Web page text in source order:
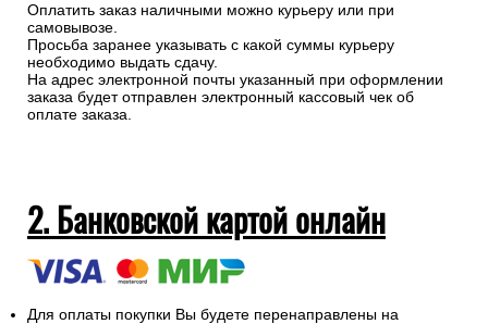
Оплатить заказ наличными можно курьеру или при
самовывозе.
Просьба заранее указывать с какой суммы курьеру
необходимо выдать сдачу.
На адрес электронной почты указанный при оформлении
заказа будет отправлен электронный кассовый чек об
оплате заказа.
2. Банковской картой онлайн
Для оплаты покупки Вы будете перенаправлены на